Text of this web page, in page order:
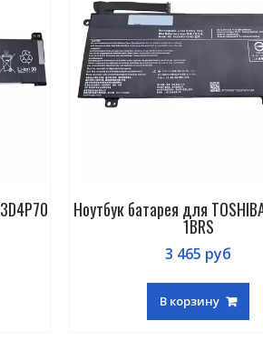
Ноутбук батарея для
1BRS
3 465 руб
В корзину